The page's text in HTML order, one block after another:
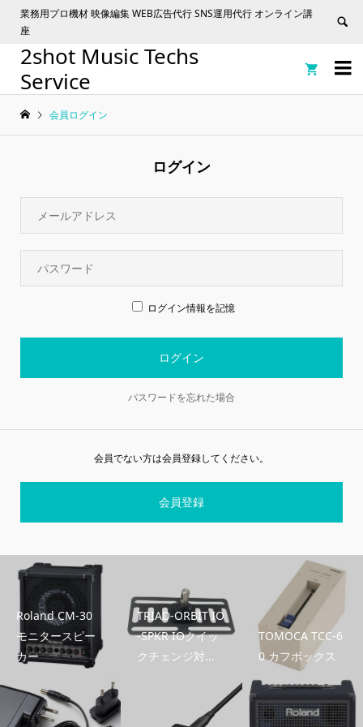
業務用プロ機材 映像編集 WEB広告代行 SNS運用代行 オンライン講
座

2shot Music Techs
Service

会員ログイン
ログイン
ログイン情報を記憶
パスワードを忘れた場合
会員でない方は会員登録してください。
会員登録
Roland CM-30
モニタースピー
カー
TRIAD-ORBIT IO
-SPKR IOクイッ
クチェンジ対...
TOMOCA TCC-6
0 カフボックス